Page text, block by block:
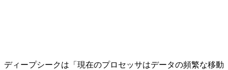
ディープシークは「現在のプロセッサはデータの頻繁な移動